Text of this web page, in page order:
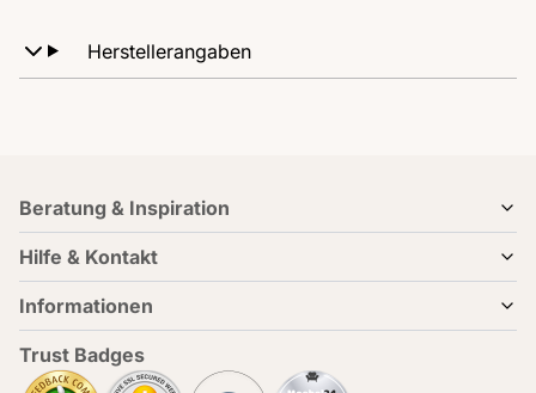
Herstellerangaben
Beratung & Inspiration
Hilfe & Kontakt
Informationen
Trust Badges